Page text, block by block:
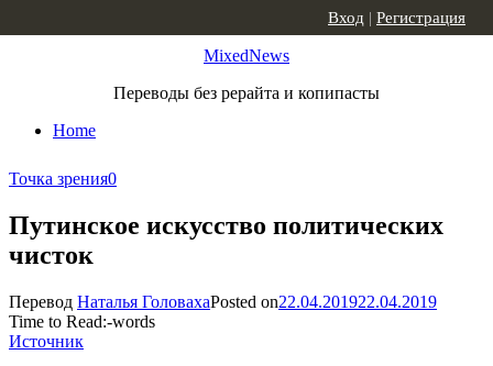
MixedNews
Переводы без рерайта и копипасты
Home
Вход | Регистрация
Точка зрения0
Путинское искусство политических
чисток
Перевод Наталья ГоловахаPosted on22.04.201922.04.2019
Time to Read:-words
Источник